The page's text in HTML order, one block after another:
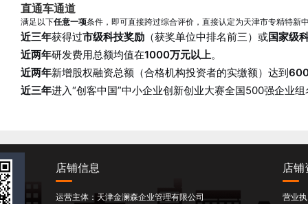
直通车通道
满足以下任意一项条件，即可直接跨过综合评价，直接认定为天津市专精特新
近三年获得过市级科技奖励 （获奖单位中排名前三）或国家级
近两年研发费用总额均值在1000万元以上。
近两年新增股权融资总额（合格机构投资者的实缴额）达到
近三年进入“创客中国”中小企业创新创业大赛全国500强企业